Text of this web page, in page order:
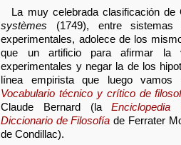
La muy celebrada clasificación de
systèmes (1749), entre sistemas
experimentales, adolece de los
que un artificio para afirmar la
experimentales y negar la de los
línea empirista que luego
Vocabulario técnico y crítico de
Claude Bernard (laEnciclopedia
Diccionario de Filosofía de Ferrater
de Condillac).